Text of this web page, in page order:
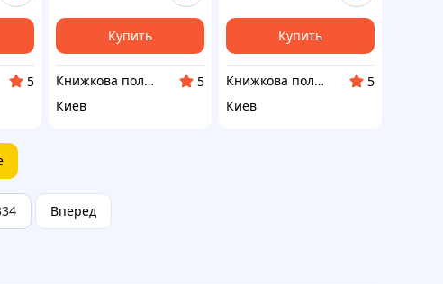
5
Купить
Книжкова полиця
5
Киев
Купить
Книжкова полиця
5
Киев
Вперед